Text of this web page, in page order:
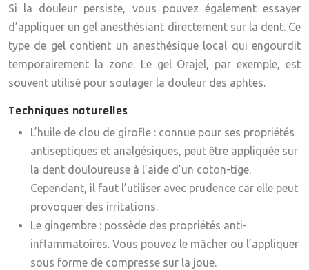
Si la douleur persiste, vous pouvez également essayer
d’appliquer un gel anesthésiant directement sur la dent. Ce
type de gel contient un anesthésique local qui engourdit
temporairement la zone. Le gel Orajel, par exemple, est
souvent utilisé pour soulager la douleur des aphtes.
Techniques naturelles
L’huile de clou de girofle : connue pour ses propriétés
antiseptiques et analgésiques, peut être appliquée sur
la dent douloureuse à l’aide d’un coton-tige.
Cependant, il faut l’utiliser avec prudence car elle peut
provoquer des irritations.
Le gingembre : possède des propriétés anti-
inflammatoires. Vous pouvez le mâcher ou l’appliquer
sous forme de compresse sur la joue.